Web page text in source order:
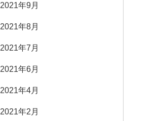
2021年9月
2021年8月
2021年7月
2021年6月
2021年4月
2021年2月